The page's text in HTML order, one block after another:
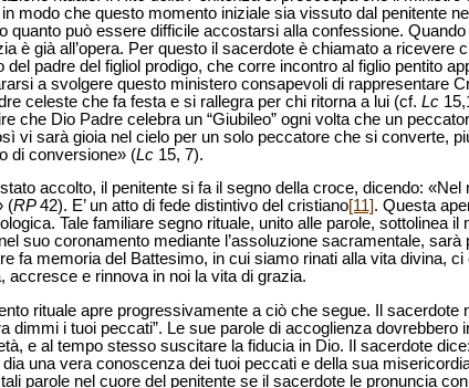
modo che questo momento iniziale sia vissuto dal penitente
quanto può essere difficile accostarsi alla confessione.
è già all’opera. Per questo il sacerdote è chiamato a ricevere
del padre del figliol prodigo, che corre incontro al figlio pentito
a svolgere questo ministero consapevoli di rappresentare
celeste che fa festa e si rallegra per chi ritorna a lui (cf. Lc
che Dio Padre celebra un “Giubileo” ogni volta che un
vi sarà gioia nel cielo per un solo peccatore che si converte,
di conversione» (Lc 15, 7).
accolto, il penitente si fa il segno della croce, dicendo: «Nel
(RP42). E’ un atto di fede distintivo del cristiano[11]. Questa
Tale familiare segno rituale, unito alle parole, sottolinea
suo coronamento mediante l’assoluzione sacramentale,
fa memoria del Battesimo, in cui siamo rinati alla vita divina, ci
accresce e rinnova in noi la vita di grazia.
rituale apre progressivamente a ciò che segue. Il sacerdote
dimmi i tuoi peccati”. Le sue parole di accoglienza dovrebbero
e al tempo stesso suscitare la fiducia in Dio. Il sacerdote
una vera conoscenza dei tuoi peccati e della sua
parole nel cuore del penitente se il sacerdote le pronuncia